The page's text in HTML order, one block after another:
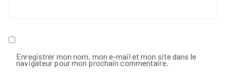
Enregistrer mon nom, mon e-mail et mon site dans le
navigateur pour mon prochain commentaire.